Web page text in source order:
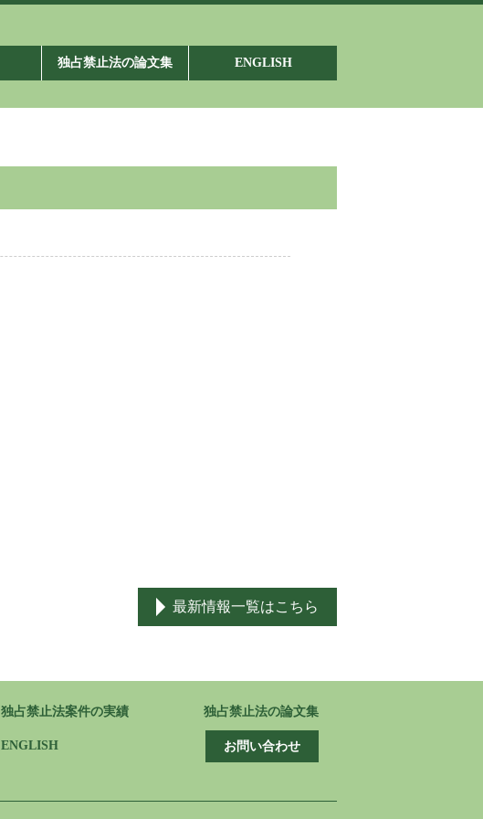
独占禁止法の論文集 ENGLISH
最新情報一覧はこちら
独占禁止法案件の実績 独占禁止法の論文集
ENGLISH お問い合わせ